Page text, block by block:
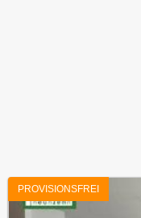
PROVISIONSFREI